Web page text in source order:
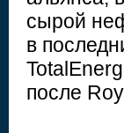
сырой
в
после